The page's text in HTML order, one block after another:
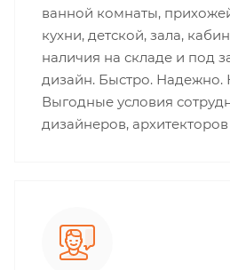
ванной комнаты,
кухни, детской, зала,
наличия на складе и под
дизайн. Быстро. Надежно.
Выгодные условия
дизайнеров,